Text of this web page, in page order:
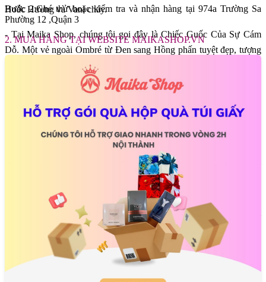
Hoắc Hương và Vani cháy.
- Tại Maika Shop, chúng tôi gọi đây là Chiếc Guốc Của Sự Cám
Dỗ. Một vẻ ngoài Ombré từ Đen sang Hồng phấn tuyệt đẹp, tượng
trưng cho hành trình từ bóng tối bước ra ánh sáng, hoặc ngược lại
từ ngây thơ dấn thân vào sự quyến rũ chết người.
Cảm Nhận Mùi Hương Nước Hoa Nữ Carolina
Herrera Good Girl Blush Elixir EDP
- Ngay cú xịt đầu tiên, Blush Elixir đánh lừa khứu giác bằng một sự
tươi mát lấp lánh. Cam Bergamot và Quýt Hồng (Mandarin) bùng
nổ, mọng nước và ngọt thanh. Nó giống như nụ cười rạng rỡ của
một cô gái trẻ, đầy năng lượng và sức sống. Tuy nhiên, vị cam
chanh ở đây không sắc lạnh, mà nó có độ đầm, dọn đường cho
những nốt hương nồng nàn phía sau. Cảm giác mở đầu rất nịnh mũi,
khiến bạn muốn hít hà ngay lập tức.
Bước 2:Ghé thử hoặc kiểm tra và nhận hàng tại 974a Trường Sa
Phường 12 ,Quận 3
2. MUA HÀNG TẠI WEBSITE MAIKASHOP.VN